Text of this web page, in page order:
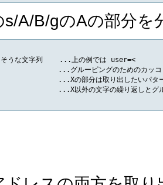
s/A/B/gのAの部分を
そうな文字列    ...上の例では user=<
...グルーピングのためのカッコ(
...Xの部分は取り出したいパターン
...X以外の文字の繰り返しとグルー